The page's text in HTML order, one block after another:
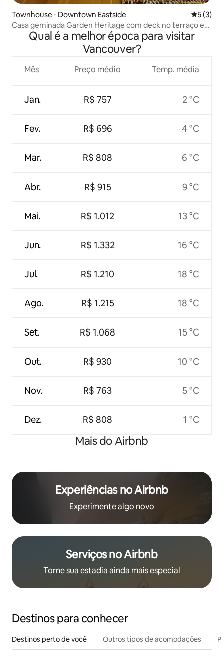
Townhouse ⋅ Downtown Eastside 5 de
5 (3)
Casa geminada Garden Heritage com deck no terraço e
ar-condicionado
Qual é a melhor época para visitar
Vancouver?
Mês
Jan.
Fev.
Mar.
Abr.
Mai.
Jun.
Jul.
Ago.
Set.
Out.
Nov.
Dez.
Preço médio
R$ 757
R$ 696
R$ 808
R$ 915
R$ 1.012
R$ 1.332
R$ 1.210
R$ 1.215
R$ 1.068
R$ 930
R$ 763
R$ 808
Temp. média
2 °C
4 °C
6 °C
9 °C
13 °C
16 °C
18 °C
18 °C
15 °C
10 °C
5 °C
1 °C
Mais do Airbnb
Experiências no Airbnb
Experimente algo novo
Serviços no Airbnb
Torne sua estadia ainda mais especial
Destinos para conhecer
Destinos perto de você Outros tipos de acomodações